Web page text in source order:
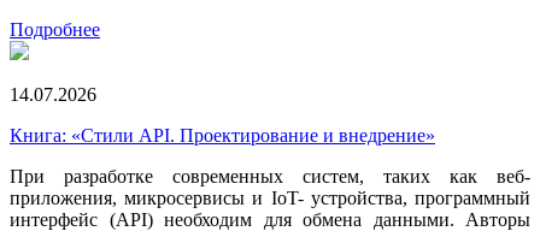
Подробнее
14.07.2026
Книга: «Стили API. Проектирование и внедрение»
При разработке современных систем, таких как веб-
приложения, микросервисы и IoT- устройства, программный
интерфейс (API) необходим для обмена данными. Авторы